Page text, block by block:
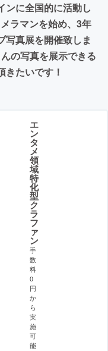
ンに全国的に活動し
ラマンを始め、3年
写真展を開催致しま
の写真を展示できる
きたいです！
エ
ン
タ
メ
領
域
特
化
型
ク
ラ
フ
ァ
ン
手
数
料
0
円
か
ら
実
施
可
能